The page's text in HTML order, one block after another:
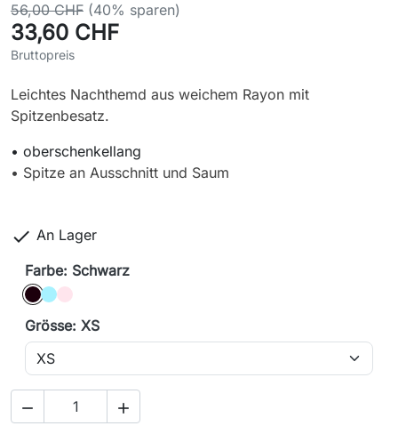
56,00 CHF (40% sparen)
33,60 CHF
Bruttopreis
Leichtes Nachthemd aus weichem Rayon mit
Spitzenbesatz.
• oberschenkellang
• Spitze an Ausschnitt und Saum
 An Lager
Farbe: Schwarz
Schwarz
Mojito
rosa
Grösse: XS
 